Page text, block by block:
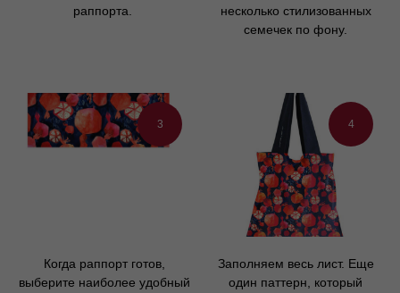
раппорта.
несколько стилизованных
семечек по фону.
3
Когда раппорт готов,
выберите наиболее удобный
4
Заполняем весь лист. Еще
один паттерн, который